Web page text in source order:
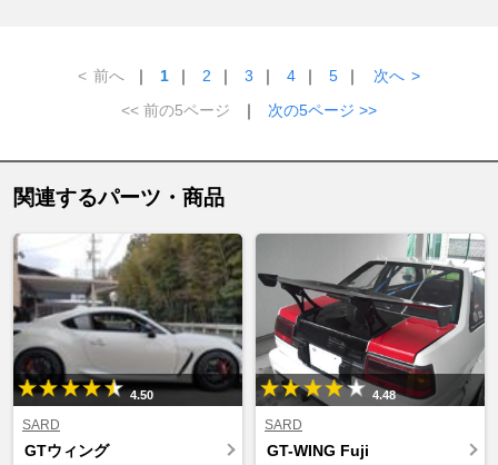
< 前へ ｜ 1 ｜ 2 ｜ 3 ｜ 4 ｜ 5 ｜ 次へ >
<< 前の5ページ
｜ 次の5ページ >>
関連するパーツ・商品
4.50
SARD
GTウィング
4.48
SARD
GT-WING Fuji